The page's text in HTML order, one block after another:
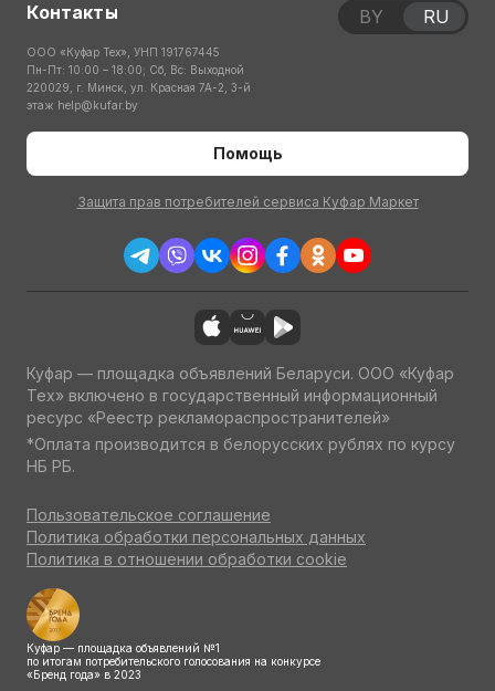
Контакты
ООО «Куфар Тех», УНП 191767445
Пн-Пт: 10:00 – 18:00; Сб, Вс: Выходной
220029, г. Минск, ул. Красная 7А-2, 3-й
этаж help@kufar.by
Помощь
Защита прав потребителей сервиса Куфар Маркет
BY RU
Куфар — площадка объявлений Беларуси. ООО «Куфар
Тех» включено в государственный информационный
ресурс «Реестр рекламораспространителей»
*Оплата производится в белорусских рублях по курсу
НБ РБ.
Пользовательское соглашение
Политика обработки персональных данных
Политика в отношении обработки cookie
Куфар — площадка объявлений №1
по итогам потребительского голосования на конкурсе
«Бренд года» в 2023